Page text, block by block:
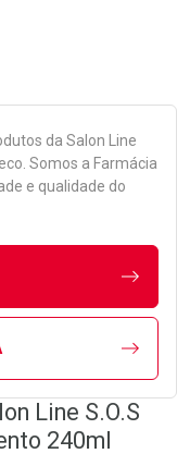
da Salon Line
Somos a Farmácia
e qualidade do
Line S.O.S
240ml